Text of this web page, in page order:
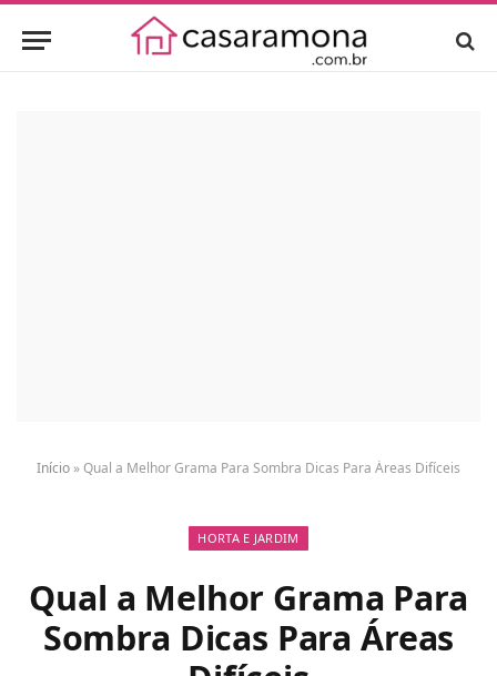
Início »Qual a Melhor Grama Para Sombra Dicas Para Áreas Difíceis
HORTA E JARDIM
Qual a Melhor Grama Para
Sombra Dicas Para Áreas